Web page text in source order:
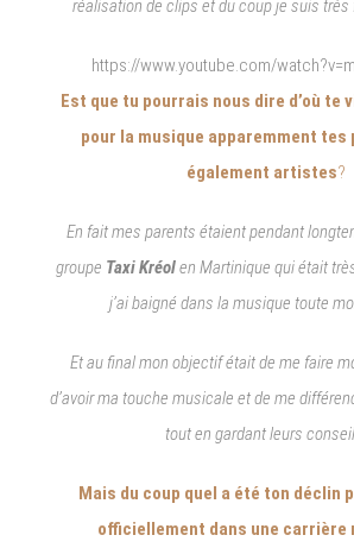
réalisation de clips et du coup je suis
https://www.youtube.com/
Est que tu pourrais nous dire d’où te
pour la musique apparemment
également artistes?
En fait mes parents étaient pendant
groupe Taxi Kréolen Martinique qui était
j’ai baigné dans la musique toute
Et au final mon objectif était de me faire
d’avoir ma touche musicale et de me
tout en gardant leurs
Mais du coup quel a été ton déclin
officiellement dans une carrière